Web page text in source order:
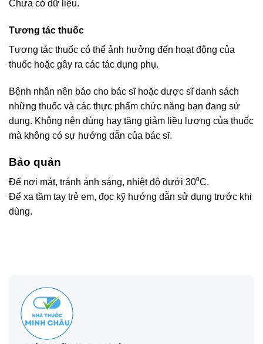
Chưa có dữ liệu.
Tương tác thuốc
Tương tác thuốc có thể ảnh hưởng đến hoạt động của
thuốc hoặc gây ra các tác dụng phụ.
Bệnh nhân nên báo cho bác sĩ hoặc dược sĩ danh sách
những thuốc và các thực phẩm chức năng bạn đang sử
dụng. Không nên dùng hay tăng giảm liều lượng của thuốc
mà không có sự hướng dẫn của bác sĩ.
Bảo quản
Để nơi mát, tránh ánh sáng, nhiệt độ dưới 30⁰C.
Để xa tầm tay trẻ em, đọc kỹ hướng dẫn sử dụng trước khi
dùng.